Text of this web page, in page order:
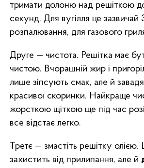
тримати долоню над решіткою
секунд. Для вугілля це зазвичай
розпалювання, для газового
Друге — чистота. Решітка має
чистою. Вчорашній жир і
лише зіпсують смак, але й
красивої скоринки. Найкраще
жорсткою щіткою ще під час
все відстає легко.
Третє — змастіть решітку
захистить від прилипання, але й